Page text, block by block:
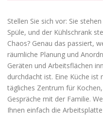
Stellen Sie sich vor: Sie
Spüle, und der Kühlschrank
Chaos? Genau das passiert,
räumliche Planung und
Geräten und Arbeitsflächen
durchdacht ist. Eine Küche
tägliches Zentrum für
Gespräche mit der Familie.
Ihnen einfach die